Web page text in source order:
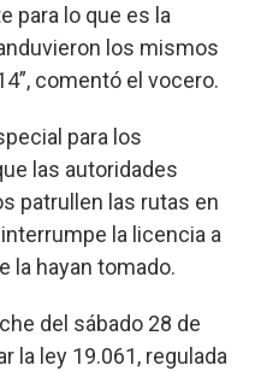
para lo que es la
los mismos
comentó el vocero.
para los
las autoridades
patrullen las rutas en
la licencia a
la hayan tomado.
del sábado 28 de
la ley 19.061, regulada